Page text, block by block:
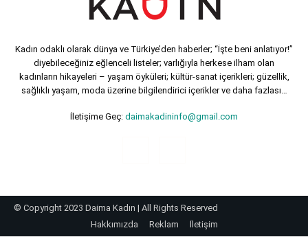
Kadın odaklı olarak dünya ve Türkiye’den haberler; “İşte beni anlatıyor!”
diyebileceğiniz eğlenceli listeler; varlığıyla herkese ilham olan
kadınların hikayeleri – yaşam öyküleri; kültür-sanat içerikleri; güzellik,
sağlıklı yaşam, moda üzerine bilgilendirici içerikler ve daha fazlası…
İletişime Geç: daimakadininfo@gmail.com
© Copyright 2023 Daima Kadın | All Rights Reserved
Hakkımızda
Reklam İletişim